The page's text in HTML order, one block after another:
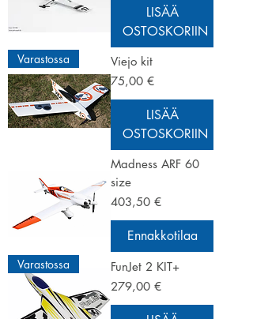
LISÄÄ
OSTOSKORIIN
Varastossa
Viejo kit
Hinta
75,00 €
LISÄÄ
OSTOSKORIIN
Madness ARF 60
size
Hinta
403,50 €
Ennakkotilaa
Varastossa
FunJet 2 KIT+
Hinta
279,00 €